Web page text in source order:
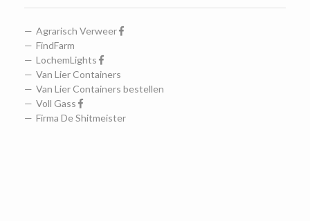
Agrarisch Verweer
FindFarm
LochemLights
Van Lier Containers
Van Lier Containers bestellen
Voll Gass
Firma De Shitmeister